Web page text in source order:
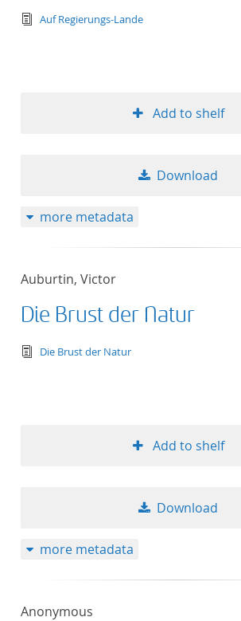
text/tg.edition+tg.aggregation+xml
Auf Regierungs-Lande
Add to shelf
Download
more metadata
Auburtin, Victor
Die Brust der Natur
text/tg.edition+tg.aggregation+xml
Die Brust der Natur
Add to shelf
Download
more metadata
Anonymous